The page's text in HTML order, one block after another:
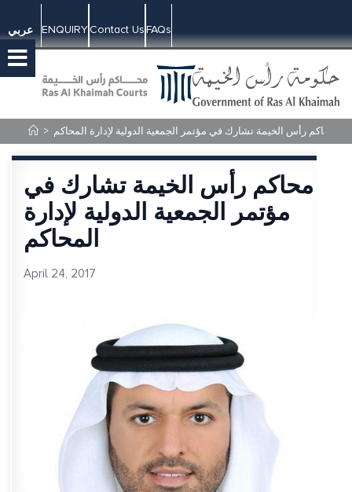
عربي ENQUIRYContact UsFAQs
> محاكم رأس الخيمة تشارك في مؤتمر الجمعية الدولية لإدارة المحاكم
محاكم رأس الخيمة تشارك في
مؤتمر الجمعية الدولية لإدارة
المحاكم
April 24, 2017